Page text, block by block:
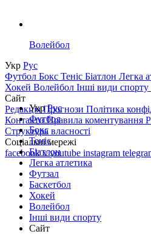
Волейбол
Укр Рус
Футбол Бокс Теніс Біатлон Легка
Хокей Волейбол Інші види спорту
Сайт
РедакціяПрогнози Політика
КонтактиПравила коментування
Структура власності
Соціальні мережі
facebookxyoutube instagram
УкрРус
Футбол
Бокс
Теніс
Біатлон
Легка атлетика
Футзал
Баскетбол
Хокей
Волейбол
Інші види спорту
Сайт